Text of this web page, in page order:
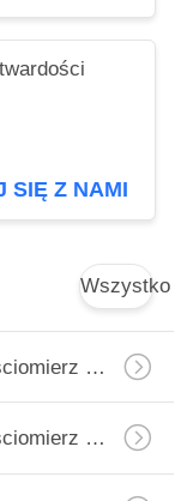
SIĘ Z NAMI
Wszystko
Twardościomierz Vickersa
Twardościomierz Brinella